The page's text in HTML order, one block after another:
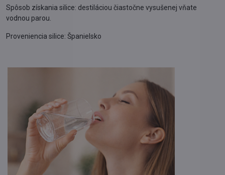
Spôsob získania silice: destiláciou čiastočne vysušenej vňate
vodnou parou.
Proveniencia silice: Španielsko